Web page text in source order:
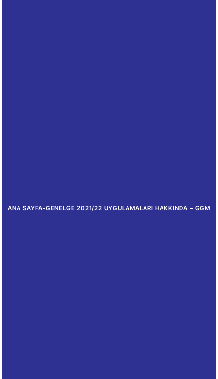
ANA SAYFA-GENELGE 2021/22 UYGULAMALARI HAKKINDA – GGM